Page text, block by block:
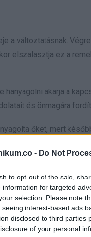
- Do Not
to opt-out of the sale,
information for targeted
selection. Please note
seeing interest-based ads
disclosed to third parties
of your personal
a változtatásnak.
elszalasztja ez a
akarja a
és önmagára
őket, mert
az embereket.
után gördítesz